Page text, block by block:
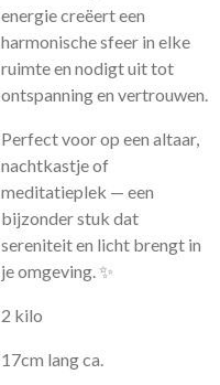
energie creëert een
harmonische sfeer in elke
ruimte en nodigt uit tot
ontspanning en vertrouwen.
Perfect voor op een altaar,
nachtkastje of
meditatieplek — een
bijzonder stuk dat
sereniteit en licht brengt in
je omgeving. ✨
2 kilo
17cm lang ca.